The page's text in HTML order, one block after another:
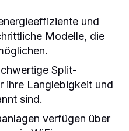
und
Modelle, die
Split-
ihre Langlebigkeit und
sind.
verfügen über